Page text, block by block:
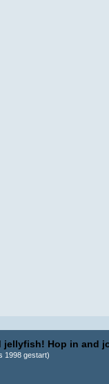
jellyfish! Hop in and
1998 gestart)